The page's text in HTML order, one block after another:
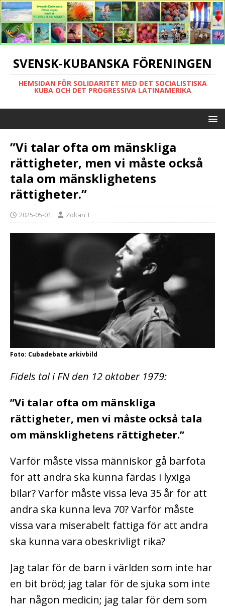
SVENSK-KUBANSKA FÖRENINGEN
HEMSIDAN FÖR SOLIDARITET MED DET SOCIALISTISKA
KUBA OCH DET PROGRESSIVA LATINAMERIKA
”Vi talar ofta om mänskliga
rättigheter, men vi måste också
tala om mänsklighetens
rättigheter.”
2025-05-01 Zoltan T
Foto: Cubadebate arkivbild
Fidels tal i FN den 12 oktober 1979:
”Vi talar ofta om mänskliga
rättigheter, men vi måste också tala
om mänsklighetens rättigheter.”
Varför måste vissa människor gå barfota
för att andra ska kunna färdas i lyxiga
bilar? Varför måste vissa leva 35 år för att
andra ska kunna leva 70? Varför måste
vissa vara miserabelt fattiga för att andra
ska kunna vara obeskrivligt rika?
Jag talar för de barn i världen som inte har
en bit bröd; jag talar för de sjuka som inte
har någon medicin; jag talar för dem som